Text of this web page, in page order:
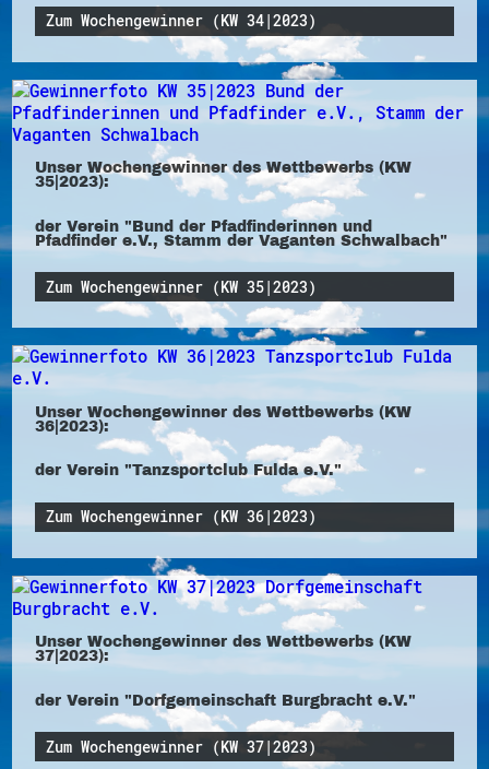
Zum Wochengewinner (KW 34|2023)
Unser Wochengewinner des Wettbewerbs (KW
35|2023):
der Verein "Bund der Pfadfinderinnen und
Pfadfinder e.V., Stamm der Vaganten Schwalbach"
Zum Wochengewinner (KW 35|2023)
Unser Wochengewinner des Wettbewerbs (KW
36|2023):
der Verein "Tanzsportclub Fulda e.V."
Zum Wochengewinner (KW 36|2023)
Unser Wochengewinner des Wettbewerbs (KW
37|2023):
der Verein "Dorfgemeinschaft Burgbracht e.V."
Zum Wochengewinner (KW 37|2023)